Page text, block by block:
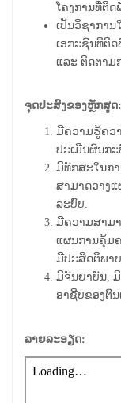
ໂຄງການທີ່ຕິ
ເປັນວິຊາການ
ເອກະຊົນທີ່ຕິ
ແລະ ຕິດຕາມ
ຈຸດປະສົງຂອງຫຼັກສູດ:
ມີຄວາມຮູ້ຄວ
ປະເມີນຜົນກ
ມີທັກສະໃນກ
ສາມາດວາງ
ລະບົບ.
ມີຄວາມສາມ
ແຜນການຄຸ້ມ
ມີປະສິດຕິພາ
ມີຈັນຍາບັນ,
ອາຊີບຂອງຕົນ
ລາຍລະອຽດ: